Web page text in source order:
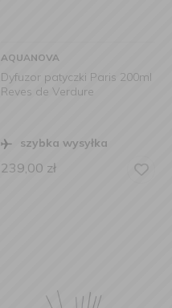
AQUANOVA
Dyfuzor patyczki Paris 200ml
Reves de Verdure
szybka wysyłka
239,00 zł